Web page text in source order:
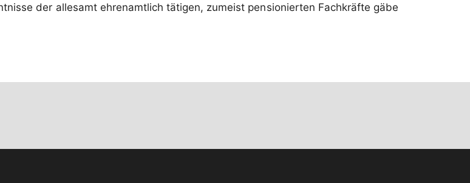
der allesamt ehrenamtlich tätigen, zumeist pensionierten Fachkräfte gäbe